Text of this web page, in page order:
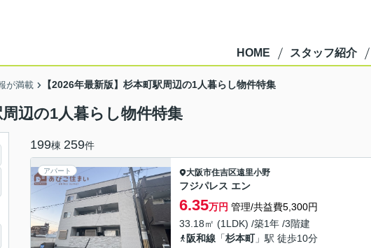
HOME スタッフ紹介
が満載 【2026年最新版】杉本町駅周辺の1人暮らし物件特集
周辺の1人暮らし物件特集
199棟 259件
アパート 大阪市住吉区遠里小野
フジパレス エン
6.35万円 管理/共益費5,300円
33.18㎡ (1LDK) /築1年 /3階建
阪和線 「杉本町」駅 徒歩10分